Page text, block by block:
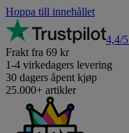
Hoppa till innehållet
4,4/5
Frakt fra 69 kr
1-4 virkedagers levering
30 dagers åpent kjøp
25.000+ artikler